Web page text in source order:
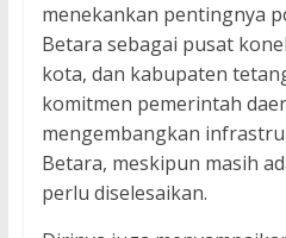
menekankan pentingnya
Betara sebagai pusat
kota, dan kabupaten
komitmen pemerintah
mengembangkan
Betara, meskipun masih
perlu diselesaikan.